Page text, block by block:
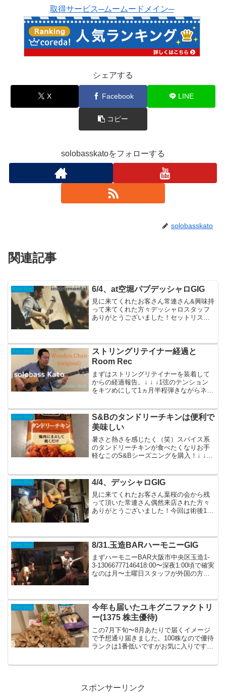
取得サービス─ムームードメイン─
シェアする
X Facebook LINE
コピー
solobasskatoをフォローする
solobasskato
関連記事
Kato blog 6/4、at空堀パブデッシャロGIG
見に来てくれたお客さん常連さん&興味持
って来てくれた方々デッシャロスタッフ
ありがとうございました！セットリスト
Kato blog
ストリングリテイナー経過と
Room Rec
まずはストリングリテイナーを装着して
からの経過報告。↓ ↓ ↓1弦のテンション
をキツめにして1ヵ月半程弾きながらネッ
ツめが好みなんだがな〜と。結論は良
い...
Kato blog
S&Bのタンドリーチキンは便利で
美味しい
暑さと熱さを感じたく（笑）スパイス系
のタンドリーチキンが食べたくなりお手
軽なこのS&Bシーズニングを購入！↓ ↓ ↓
でもOKになりました。solobass Kat...
Kato blog 4/4、デッシャロGIG
見に来てくれたお客さん葉桜の会から残
って頂いた常連さん偶然来店された方々
ありがとうございました！今回は術後1発
アワー月灯りＭ(カバー)手紙TAKE FIV...
Kato blog 8/31.玉造BARハーモニーGIG
まずハーモニーBAR大阪市中央区玉造1-
3-13066777146418:00〜深夜1:00頃で確実
なのは月〜土曜日スタッフが外国の方な
Kato blog
今年も届いたユキグニファクトリ
ー(1375 株主優待)
この7月下旬〜8月あたりで届くイメージ
で予想通り届きました。100株なので優待
ランクは1番低いですがお気に入りです
スポンサーリンク